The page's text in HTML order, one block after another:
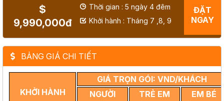
$
9,990,000đ
Thời gian : 5 ngày 4 đêm
Khởi hành : Tháng 7 ,8, 9
ĐẶT
NGAY
BẢNG GIÁ CHI TIẾT
KHỞI HÀNH
GIÁ TRỌN GÓI: VND/KHÁCH
NGƯỜI
TRẺ EM
EM BÉ